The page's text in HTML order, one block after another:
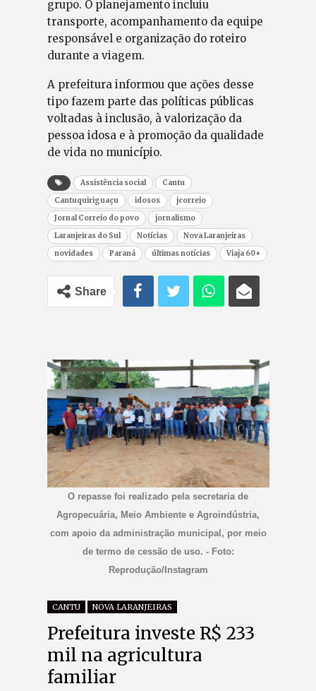
grupo. O planejamento incluiu
transporte, acompanhamento da equipe
responsável e organização do roteiro
durante a viagem.
A prefeitura informou que ações desse
tipo fazem parte das políticas públicas
voltadas à inclusão, à valorização da
pessoa idosa e à promoção da qualidade
de vida no município.
Assistência social
Cantu
Cantuquiriguaçu
idosos
jcorreio
Jornal Correio do povo
jornalismo
Laranjeiras do Sul
Notícias
Nova Laranjeiras
novidades
Paraná últimas notícias Viaja 60+
Share
O repasse foi realizado pela secretaria de
Agropecuária, Meio Ambiente e Agroindústria,
com apoio da administração municipal, por meio
de termo de cessão de uso. - Foto:
Reprodução/Instagram
CANTU NOVA LARANJEIRAS
Prefeitura investe R$ 233
mil na agricultura
familiar